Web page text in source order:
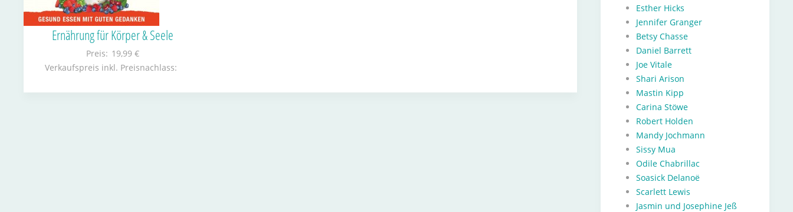
Ernährung für Körper & Seele
Preis: 19,99 €
Verkaufspreis inkl. Preisnachlass:
Esther Hicks
Jennifer Granger
Betsy Chasse
Daniel Barrett
Joe Vitale
Shari Arison
Mastin Kipp
Carina Stöwe
Robert Holden
Mandy Jochmann
Sissy Mua
Odile Chabrillac
Soasick Delanoë
Scarlett Lewis
Jasmin und Josephine Jeß